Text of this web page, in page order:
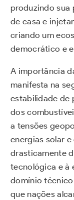
produzindo sua
de casa e
criando um
democrático e
A importância
manifesta na
estabilidade de
dos
a tensões
energias solar
drasticamente
tecnológica e à
domínio
que nações